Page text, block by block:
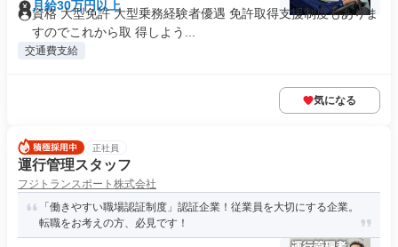
月給30万円以上
資格 大型免許 大型乗務経験者優遇 免許取得支援制度もありま
すのでこれから取 得しよう...
交通費支給
気になる
正社員
運行管理スタッフ
フジトランスポート株式会社
「働きやすい職場認証制度」認証企業！従業員を大切にする企業。
転職をお考えの方、必見です！